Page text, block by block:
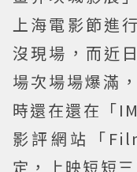
上海電影節進
沒現場，而近
場次場場爆滿
時還在還在「
影評網站「
定，上映短短